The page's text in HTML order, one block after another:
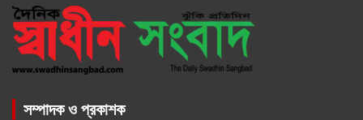
সম্পাদক ও প্রকাশক